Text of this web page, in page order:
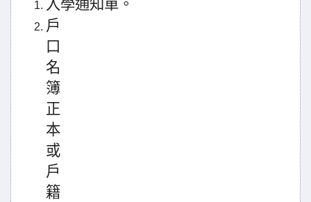
入學通知單 。
戶
口
名
簿
正
本
或
戶
籍